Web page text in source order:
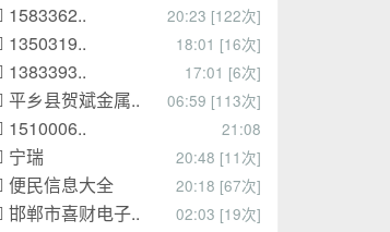
1583362.. 20:23 [122次]
1350319.. 18:01 [16次]
1383393.. 17:01 [6次]
平乡县贺斌金属.. 06:59 [113次]
1510006.. 21:08
宁瑞 20:48 [11次]
便民信息大全 20:18 [67次]
邯郸市喜财电子.. 02:03 [19次]